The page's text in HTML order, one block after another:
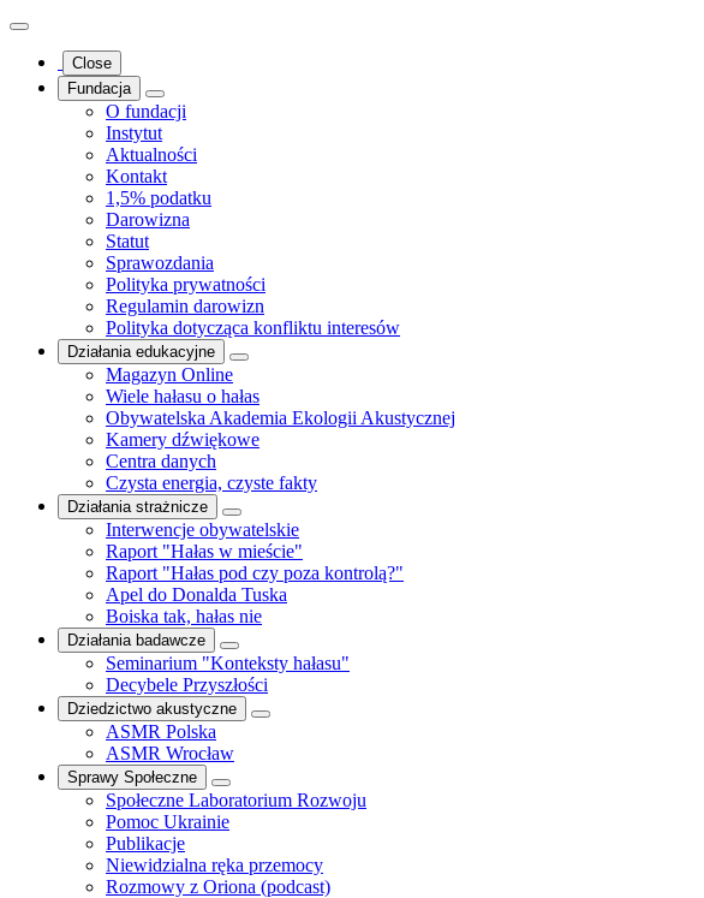
Close
Fundacja
O fundacji
Instytut
Aktualności
Kontakt
1,5% podatku
Darowizna
Statut
Sprawozdania
Polityka prywatności
Regulamin darowizn
Polityka dotycząca konfliktu interesów
Działania edukacyjne
Magazyn Online
Wiele hałasu o hałas
Obywatelska Akademia Ekologii Akustycznej
Kamery dźwiękowe
Centra danych
Czysta energia, czyste fakty
Działania strażnicze
Interwencje obywatelskie
Raport "Hałas w mieście"
Raport "Hałas pod czy poza kontrolą?"
Apel do Donalda Tuska
Boiska tak, hałas nie
Działania badawcze
Seminarium "Konteksty hałasu"
Decybele Przyszłości
Dziedzictwo akustyczne
ASMR Polska
ASMR Wrocław
Sprawy Społeczne
Społeczne Laboratorium Rozwoju
Pomoc Ukrainie
Publikacje
Niewidzialna ręka przemocy
Rozmowy z Oriona (podcast)